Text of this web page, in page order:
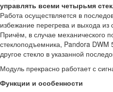
управлять всеми четырьмя
Работа осуществляется в
избежание перегрева и выхода из
Причём, в случае механического
стеклоподъемника, Pandora DWM
другое стекло в указанной
Модуль прекрасно работает с
Функции и особенности